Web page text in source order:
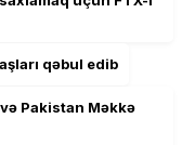
qəbul edib
Pakistan Məkkə